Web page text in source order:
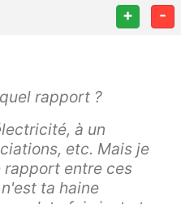
+ -
rapport ?
à un
etc. Mais je
rapport entre ces
ta haine